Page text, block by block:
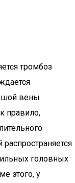
тромбоз
вены
правило,
головных
этого, у